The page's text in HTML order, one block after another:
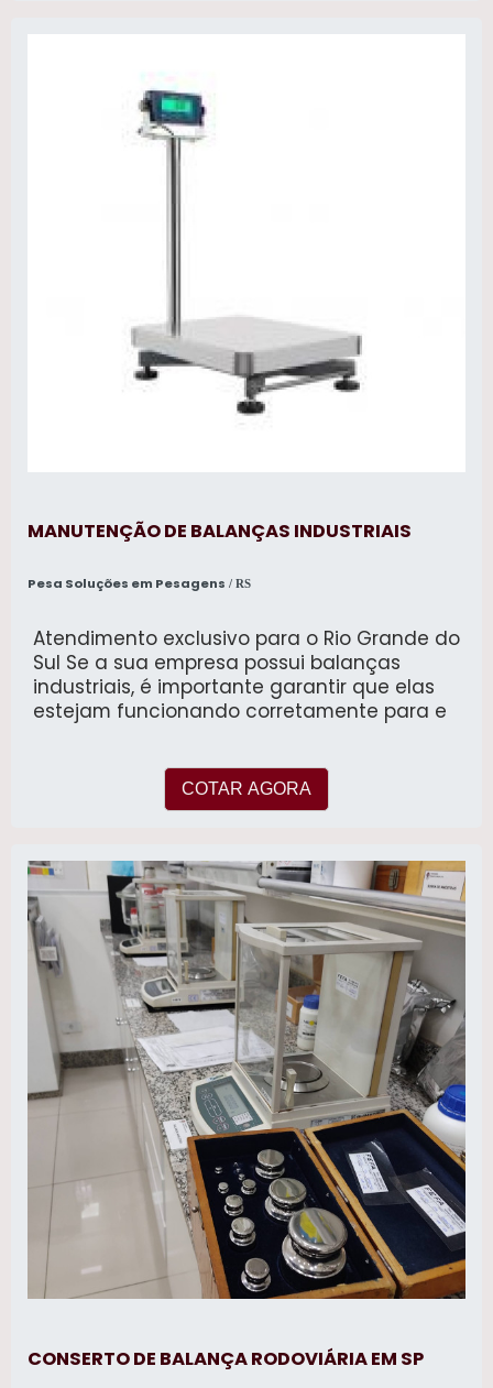
MANUTENÇÃO DE BALANÇAS INDUSTRIAIS
Pesa Soluções em Pesagens / RS
Atendimento exclusivo para o Rio Grande do
Sul Se a sua empresa possui balanças
industriais, é importante garantir que elas
estejam funcionando corretamente para e
COTAR AGORA
CONSERTO DE BALANÇA RODOVIÁRIA EM SP